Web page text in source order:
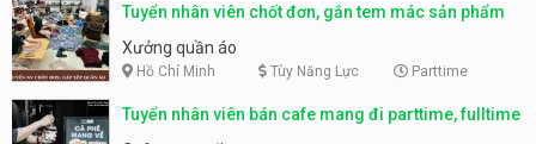
Tuyển nhân viên chốt đơn, gắn tem mác sản phẩm
Xưởng quần áo
Hồ Chí Minh Tùy Năng Lực Parttime
Tuyển nhân viên bán cafe mang đi parttime, fulltime